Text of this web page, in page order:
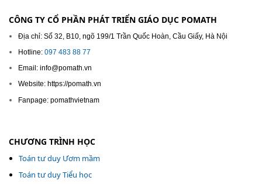
CÔNG TY CỔ PHẦN PHÁT TRIỂN GIÁO DỤC POMATH
Địa chỉ: Số 32, B10, ngõ 199/1 Trần Quốc Hoàn, Cầu Giấy, Hà Nội
Hotline: 097 483 88 77
Email: info@pomath.vn
Website: https://pomath.vn
Fanpage: pomathvietnam
CHƯƠNG TRÌNH HỌC
Toán tư duy Ươm mầm
Toán tư duy Tiểu học